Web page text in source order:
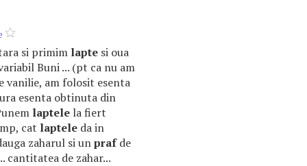
si primim lapte si oua
Buni ... (pt ca nu am
vanilie, am folosit esenta
esenta obtinuta din
laptele la fiert
cat laptele da in
zaharul si unprafde
cantitatea de zahar...